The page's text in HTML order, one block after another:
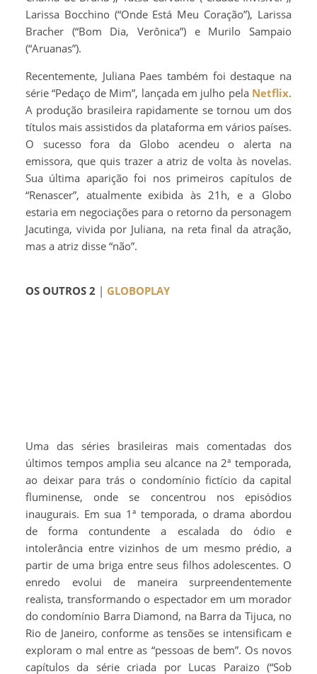
Larissa Bocchino (“Onde Está Meu Coração”), Larissa
Bracher (“Bom Dia, Verônica”) e Murilo Sampaio
(“Aruanas”).
Recentemente, Juliana Paes também foi destaque na
série “Pedaço de Mim”, lançada em julho pela Netflix.
A produção brasileira rapidamente se tornou um dos
títulos mais assistidos da plataforma em vários países.
O sucesso fora da Globo acendeu o alerta na
emissora, que quis trazer a atriz de volta às novelas.
Sua última aparição foi nos primeiros capítulos de
“Renascer”, atualmente exibida às 21h, e a Globo
estaria em negociações para o retorno da personagem
Jacutinga, vivida por Juliana, na reta final da atração,
mas a atriz disse “não”.
OS OUTROS 2 | GLOBOPLAY
Uma das séries brasileiras mais comentadas dos
últimos tempos amplia seu alcance na 2ª temporada,
ao deixar para trás o condomínio fictício da capital
fluminense, onde se concentrou nos episódios
inaugurais. Em sua 1ª temporada, o drama abordou
de forma contundente a escalada do ódio e
intolerância entre vizinhos de um mesmo prédio, a
partir de uma briga entre seus filhos adolescentes. O
enredo evolui de maneira surpreendentemente
realista, transformando o espectador em um morador
do condomínio Barra Diamond, na Barra da Tijuca, no
Rio de Janeiro, conforme as tensões se intensificam e
exploram o mal entre as “pessoas de bem”. Os novos
capítulos da série criada por Lucas Paraizo (“Sob